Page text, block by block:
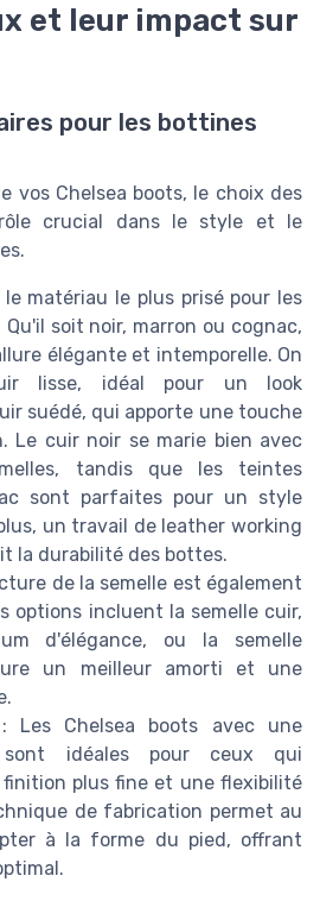
et leur impact sur
pour les bottines
vos Chelsea boots, le choix des
crucial dans le style et le
matériau le plus prisé pour les
soit noir, marron ou cognac,
élégante et intemporelle. On
lisse, idéal pour un look
suédé, qui apporte une touche
Le cuir noir se marie bien avec
tandis que les teintes
sont parfaites pour un style
un travail de leather working
la durabilité des bottes.
de la semelle est également
options incluent la semelle cuir,
d'élégance, ou la semelle
un meilleur amorti et une
: Les Chelsea boots avec une
sont idéales pour ceux qui
plus fine et une flexibilité
de fabrication permet au
à la forme du pied, offrant